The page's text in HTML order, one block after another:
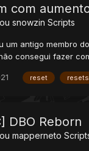
com
snowzin Scripts
um antigo membro
consegui fazer
reset
DBO Reborn
mapperneto